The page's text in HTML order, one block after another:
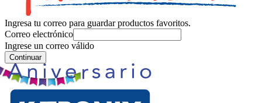
Ingresa tu correo para guardar productos favoritos.
Correo electrónico
Ingrese un correo válido
Continuar